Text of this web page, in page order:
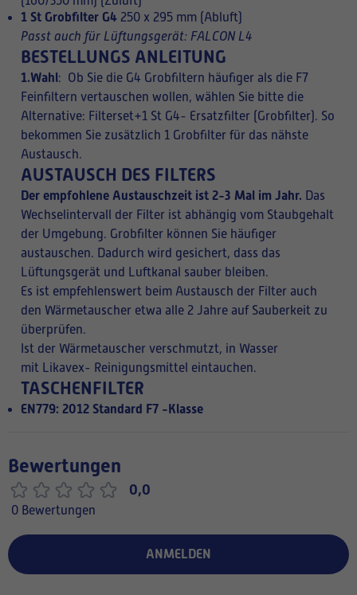
1 St Grobfilter G4 250 x 295 mm (Abluft)
Passt auch für Lüftungsgerät: FALCON L4
BESTELLUNGS ANLEITUNG
1.Wahl: Ob Sie die G4 Grobfiltern häufiger als die F7
Feinfiltern vertauschen wollen, wählen Sie bitte die
Alternative: Filterset+1 St G4- Ersatzfilter (Grobfilter). So
bekommen Sie zusätzlich 1 Grobfilter für das nähste
Austausch.
AUSTAUSCH DES FILTERS
Der empfohlene Austauschzeit ist 2-3 Mal im Jahr. Das
Wechselintervall der Filter ist abhängig vom Staubgehalt
der Umgebung. Grobfilter können Sie häufiger
austauschen. Dadurch wird gesichert, dass das
Lüftungsgerät und Luftkanal sauber bleiben.
Es ist empfehlenswert beim Austausch der Filter auch
den Wärmetauscher etwa alle 2 Jahre auf Sauberkeit zu
überprüfen.
Ist der Wärmetauscher verschmutzt, in Wasser
mit Likavex- Reinigungsmittel eintauchen.
TASCHENFILTER
EN779: 2012 Standard F7 -Klasse
Bewertungen
0,0
0 Bewertungen
ANMELDEN